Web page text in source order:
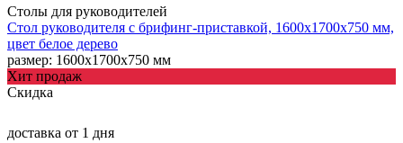
Столы для руководителей
Стол руководителя с брифинг-приставкой, 1600х1700х750 мм,
цвет белое дерево
размер: 1600х1700х750 мм
Хит продаж
Скидка
доставка от 1 дня